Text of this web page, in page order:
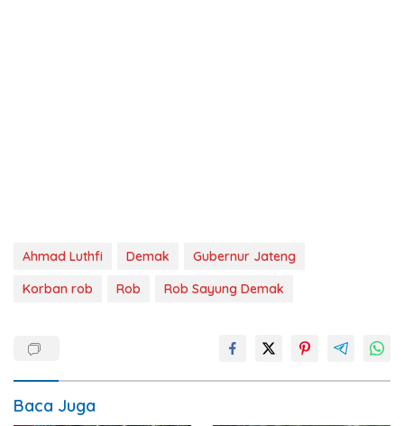
Ahmad Luthfi Demak
Gubernur Jateng
Korban rob
Rob Rob Sayung Demak
Baca Juga